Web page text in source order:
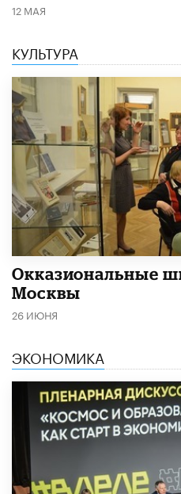
12 МАЯ
КУЛЬТУРА
​Окказиональные
Москвы
26 ИЮНЯ
ЭКОНОМИКА